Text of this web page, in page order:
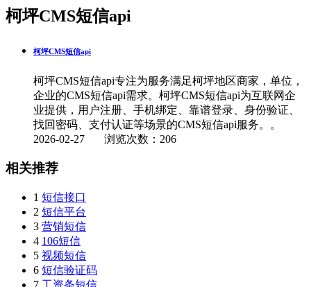
柯坪CMS短信api
柯坪CMS短信api
柯坪CMS短信api专注为服务满足柯坪地区商家，单位，
企业的CMS短信api需求。柯坪CMS短信api为互联网企
业提供，用户注册、手机绑定、靠谱登录、身份验证、
找回密码、支付认证等场景的CMS短信api服务。。
2026-02-27 浏览次数：206
相关推荐
1 短信接口
2 短信平台
3 营销短信
4 106短信
5 视频短信
6 短信验证码